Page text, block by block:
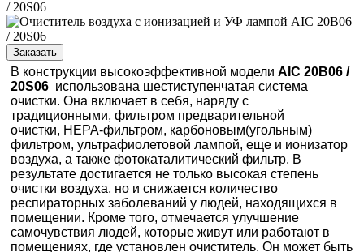
Заказать
В конструкции высокоэффективной модели AIC 20B06 /
20S06 использована шестиступенчатая система
очистки. Она включает в себя, наряду с
традиционными, фильтром предварительной
очистки, HEPA-фильтром, карбоновым(угольным)
фильтром, ультрафиолетовой лампой, еще и ионизатор
воздуха, а также фотокаталитический фильтр. В
результате достигается не только высокая степень
очистки воздуха, но и снижается количество
респираторных заболеваний у людей, находящихся в
помещении. Кроме того, отмечается улучшение
самочувствия людей, которые живут или работают в
помещениях, где установлен очиститель. Он может быть